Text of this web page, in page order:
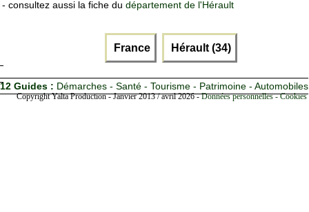
- consultez aussi la fiche du département de l'Hérault
France Hérault (34)
12 Guides : Démarches - Santé - Tourisme - Patrimoine - Automobiles
Copyright Yalta Production - Janvier 2013 / avril 2026 -Données personnelles -